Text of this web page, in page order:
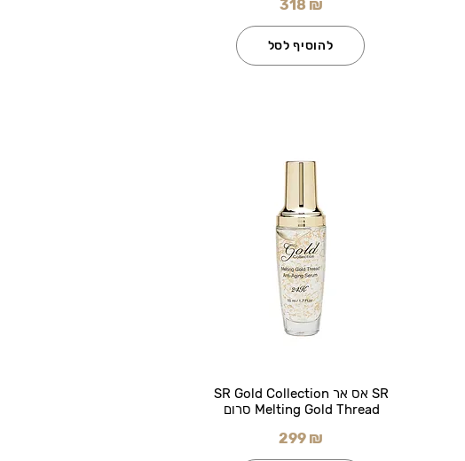
318 ₪
להוסיף לסל
SR אס אר SR Gold Collection
Melting Gold Thread סרום
299 ₪